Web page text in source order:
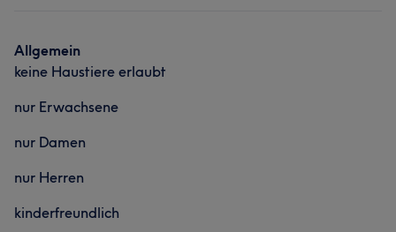
Portfolio
Allgemein
keine Haustiere erlaubt
nur Erwachsene
nur Damen
nur Herren
kinderfreundlich